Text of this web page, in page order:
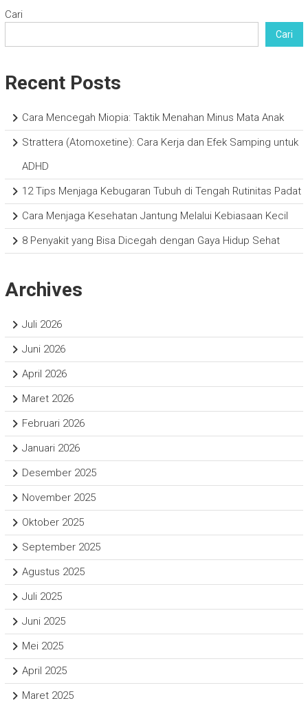
Cari
Cari
Recent Posts
Cara Mencegah Miopia: Taktik Menahan Minus Mata Anak
Strattera (Atomoxetine): Cara Kerja dan Efek Samping untuk
ADHD
12 Tips Menjaga Kebugaran Tubuh di Tengah Rutinitas Padat
Cara Menjaga Kesehatan Jantung Melalui Kebiasaan Kecil
8 Penyakit yang Bisa Dicegah dengan Gaya Hidup Sehat
Archives
Juli 2026
Juni 2026
April 2026
Maret 2026
Februari 2026
Januari 2026
Desember 2025
November 2025
Oktober 2025
September 2025
Agustus 2025
Juli 2025
Juni 2025
Mei 2025
April 2025
Maret 2025